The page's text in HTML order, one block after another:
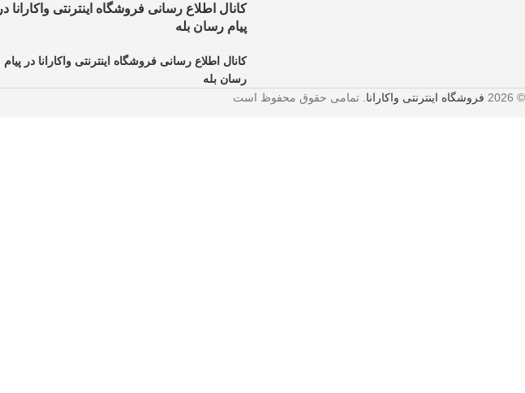
کانال اطلاع رسانی فروشگاه اینترنتی واکارانا در
پیام رسان بله
کانال اطلاع رسانی فروشگاه اینترنتی واکارانا در پیام
رسان بله
© 2026 فروشگاه اینترنتی واکارانا . تمامی حقوق محفوظ است